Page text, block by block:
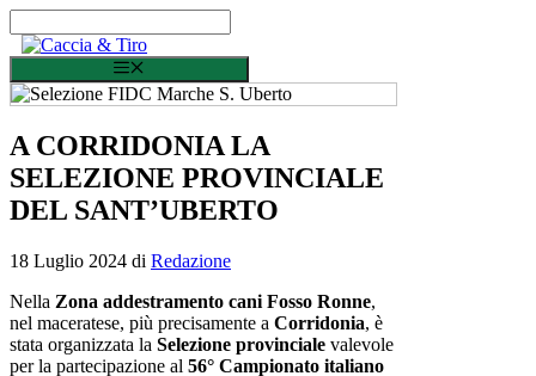
A CORRIDONIA LA
SELEZIONE PROVINCIALE
DEL SANT’UBERTO
18 Luglio 2024 di Redazione
Nella Zona addestramento cani Fosso Ronne,
nel maceratese, più precisamente a Corridonia, è
stata organizzata la Selezione provinciale valevole
per la partecipazione al 56° Campionato italiano